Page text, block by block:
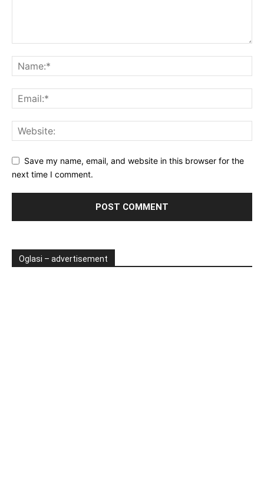
Save my name, email, and website in this browser for the
next time I comment.
Oglasi – advertisement